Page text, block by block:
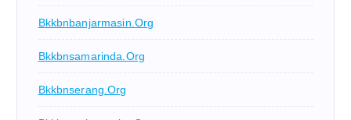
Bkkbnbanjarmasin.org
Bkkbnsamarinda.org
Bkkbnserang.org